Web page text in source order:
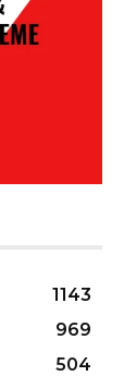
1143
969
504